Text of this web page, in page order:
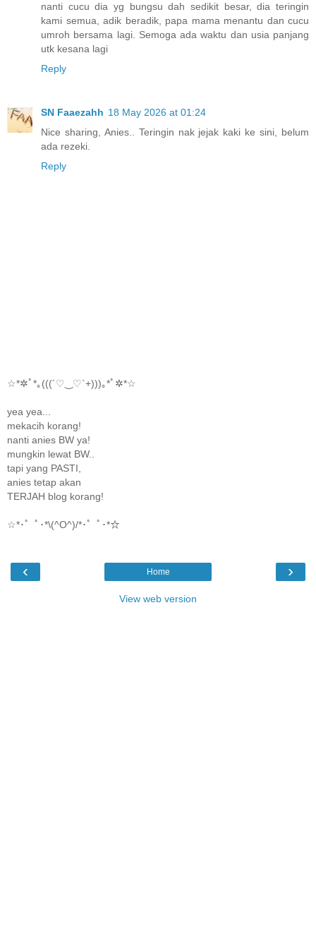
nanti cucu dia yg bungsu dah sedikit besar, dia teringin
kami semua, adik beradik, papa mama menantu dan cucu
umroh bersama lagi. Semoga ada waktu dan usia panjang
utk kesana lagi
Reply
SN Faaezahh 18 May 2026 at 01:24
Nice sharing, Anies.. Teringin nak jejak kaki ke sini, belum
ada rezeki.
Reply
☆*✲ﾟ*｡(((´♡‿♡`+)))｡*ﾟ✲*☆
yea yea...
mekacih korang!
nanti anies BW ya!
mungkin lewat BW..
tapi yang PASTI,
anies tetap akan
TERJAH blog korang!
☆*･゜ﾟ･*\(^O^)/*･゜ﾟ･*☆
‹ ›
Home
View web version